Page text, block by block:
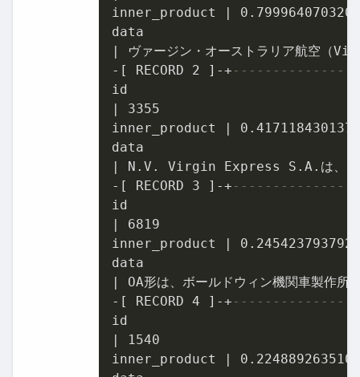
inner_product
- [ RECORD 2 ] -+
3355
inner_product
- [ RECORD 3 ] -+
6819
inner_product
- [ RECORD 4 ] -+
1540
inner_product